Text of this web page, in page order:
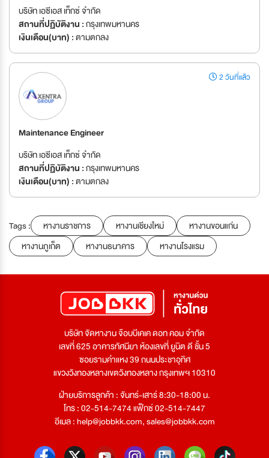
บริษัท เอซีเอส เท็กซ์ จำกัด
สถานที่ปฏิบัติงาน :กรุงเทพมหานคร
เงินเดือน(บาท) :ตามตกลง
2 วันที่แล้ว
Maintenance Engineer
บริษัท เอซีเอส เท็กซ์ จำกัด
สถานที่ปฏิบัติงาน :กรุงเทพมหานคร
เงินเดือน(บาท) :ตามตกลง
Tags : หางานราชการ หางานเชียงใหม่
หางานขอนแก่น
หางานภูเก็ต
หางานธนาคาร หางานโรงแรม
บริษัท จัดหางาน จ๊อบบีเคเค ดอท คอม จำกัด
เลขที่ 625 อาคารทัศนียา ห้องเลขที่ ยูนิต ดี ชั้น 5
ซอยรามคำแหง 39 ถนนประชาอุทิศ
แขวงวังทองหลางเขตวังทองหลาง กรุงเทพฯ 10310
ฝ่ายบริการลูกค้า : จันทร์-เสาร์ 8:30-18:00 น.
โทร : 02-514-7474 แฟ็กซ์ 02-514-7447
อีเมล :help@jobbkk.com,sales@jobbkk.com